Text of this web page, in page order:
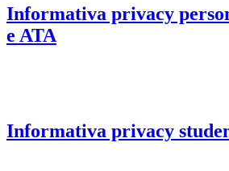
Informativa privacy
e ATA
Informativa privacy